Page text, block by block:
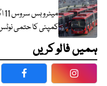
کمپنی کا حتمی
ہمیں فالو کریں
Facebook